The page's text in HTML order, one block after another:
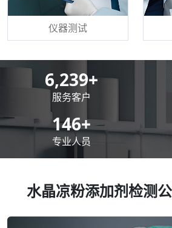
仪器测试
8,500+
服务客户
200+
专业人员
水晶凉粉添加剂检测